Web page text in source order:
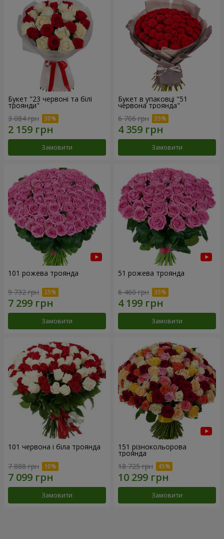
Букет "23 червоні та білі
троянди"
3 084 грн
Замовити
Букет в упаковці "51
червона троянда"
6 706 грн
Замовити
101 рожева троянда
9 732 грн
Замовити
51 рожева троянда
6 460 грн
Замовити
101 червона і біла троянда
7 888 грн
Замовити
151 різнокольорова
троянда
18 725 грн
Замовити